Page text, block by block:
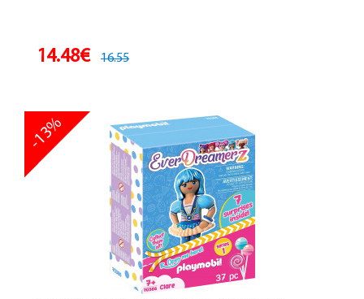
14.48€ 16.55
-13%